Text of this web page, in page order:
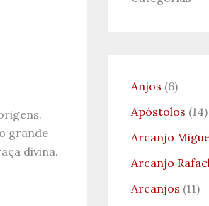
grande
divina.
Anjos (6)
Apóstolos (14)
Arcanjo
Arcanjo
Arcanjos (11)